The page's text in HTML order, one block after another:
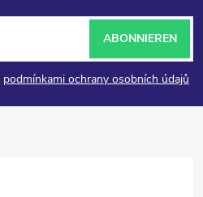
podmínkami ochrany osobních údajů
ABONNIEREN